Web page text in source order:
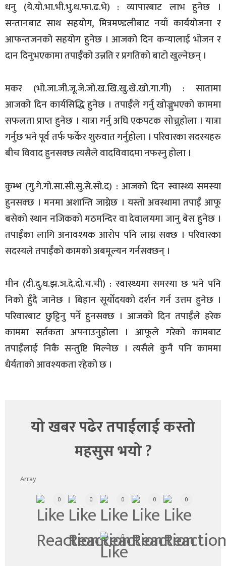
धनु (ये.यो.भा.भी.भु.ध.फा.ढ.भे) : व्यापारबाट लाभ हुनेछ ।
सन्तानबाट साथ सहयोग, मित्रमण्डलीबाट नयाँ कार्ययोजना र
आफन्तजनको सहयोग हुनेछ । आजको दिन कन्यालाई भोजन र
दान दिनुभएकामा तपाईँको उन्नति र प्रगतिको बाटो खुल्नेछन् ।
मकर (भो.जा.जी.जू.जे.जो.ख.खि.खु.खे.खो.गा.गी) : सातामा
आजको दिन कार्यसिद्धि हुनेछ । तपाईँले गर्नु खोज्नुभएको काममा
सफलता प्राप्त हुनेछ । यात्रा गर्नु अघि एकपटक सोच्नुहोला । यात्रा
गर्नुछ भने पूर्व तर्फ फर्केर शुरुवात गर्नुहोला । परिवारका सदस्यहरु
बीच विवाद हुनसक्छ त्यसैले वादविवादमा नफस्नु होला ।
कुम्भ (गु.गे.गो.सा.सी.सु.से.सो.द) : आजको दिन स्वास्थ्य समस्या
हुनसक्छ । मनमा अशान्ति जाग्नेछ । यस्तो अवस्थामा तपाईँ आफू
बसेको स्थान नजिकको मठमन्दिर वा देवालयमा जानु बेस हुनेछ ।
तपाईँका लागि अनावश्यक आरोप पनि लाग्न सक्छ । परिवारका
सदस्यले तपाईँको कामको अबमूल्यन गर्नसक्छन् ।
मीन (दी.दु.थ.झ.ञ.दे.दो.च.ची) : स्वास्थ्यमा समस्या छ भने पनि
निको हुँदै जानेछ । बिहान सूर्योदयको दर्शन गर्न उत्तम हुनेछ ।
परिवारबाट छुट्टिनु पर्ने हुनसक्छ । आजको दिन तपाईँले हरेक
काममा सर्तकता अपनाउनुहाेला । आफूले गरेको कामबाट
तपाईँलाई निकै सन्तुष्टि मिल्नेछ । त्यसैले कुनै पनि काममा
धैर्यताको आवश्यकता रहेको छ ।
यो खबर पढेर तपाईलाई कस्तो
महसुस भयो ?
Array
0 0 0 0 0
0